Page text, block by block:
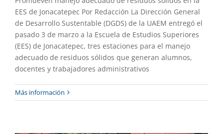
EES de Jonacatepec Por Redacción La Dirección General
de Desarrollo Sustentable (DGDS) de la UAEM entregó el
pasado 3 de marzo a la Escuela de Estudios Superiores
(EES) de Jonacatepec, tres estaciones para el manejo
adecuado de residuos sólidos que generan alumnos,
docentes y trabajadores administrativos
Más informaciónPublica UAEM convocatoria de